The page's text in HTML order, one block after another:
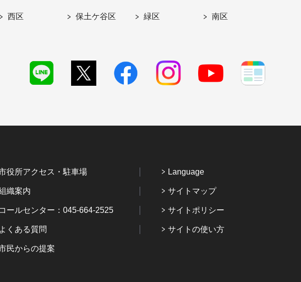
西区 保土ケ谷区 緑区 南区
役所アクセス・駐車場
織案内
コールセンター：045-664-2525
よくある質問
民からの提案
Language
サイトマップ
サイトポリシー
サイトの使い方